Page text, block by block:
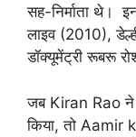
सह-निर्माता थे।
लाइव (2010),
डॉक्यूमेंट्री रूबरू
जब Kiran Rao ने
किया, तो Aamir